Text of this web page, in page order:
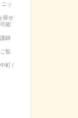
ッ
探せ
能
師
覧
町 /